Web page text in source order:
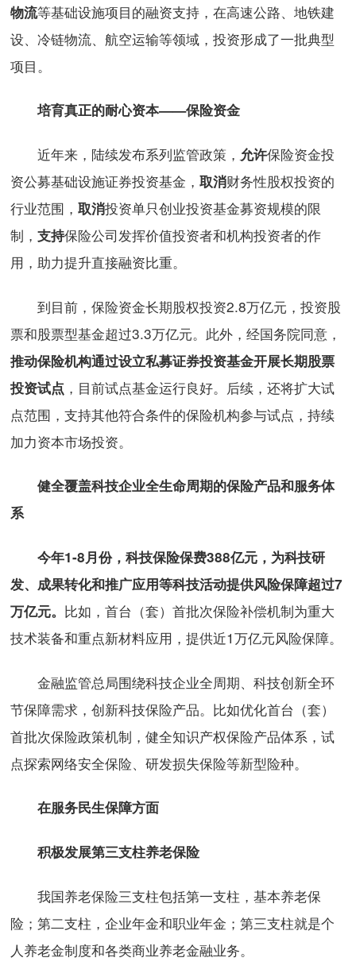
物流等基础设施项目的融资支持，在高速公路、地铁建
设、冷链物流、航空运输等领域，投资形成了一批典型
项目。
培育真正的耐心资本——保险资金
近年来，陆续发布系列监管政策， 允许保险资金投
资公募基础设施证券投资基金， 取消财务性股权投资的
行业范围， 取消投资单只创业投资基金募资规模的限
制， 支持保险公司发挥价值投资者和机构投资者的作
用，助力提升直接融资比重。
到目前，保险资金长期股权投资2.8万亿元，投资股
票和股票型基金超过3.3万亿元。此外，经国务院同意，
推动保险机构通过设立私募证券投资基金开展长期股票
投资试点 ，目前试点基金运行良好。后续，还将扩大试
点范围，支持其他符合条件的保险机构参与试点，持续
加力资本市场投资。
健全覆盖科技企业全生命周期的保险产品和服务体
系
今年1-8月份，科技保险保费388亿元，为科技研
发、成果转化和推广应用等科技活动提供风险保障超过7
万亿元。 比如，首台（套）首批次保险补偿机制为重大
技术装备和重点新材料应用，提供近1万亿元风险保障。
金融监管总局围绕科技企业全周期、科技创新全环
节保障需求，创新科技保险产品。比如优化首台（套）
首批次保险政策机制，健全知识产权保险产品体系，试
点探索网络安全保险、研发损失保险等新型险种。
在服务民生保障方面
积极发展第三支柱养老保险
我国养老保险三支柱包括第一支柱，基本养老保
险；第二支柱，企业年金和职业年金；第三支柱就是个
人养老金制度和各类商业养老金融业务。